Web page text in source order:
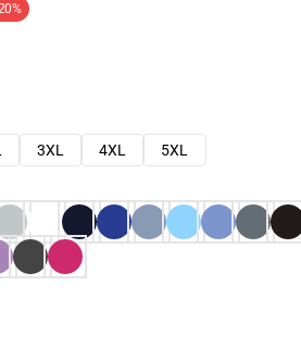
3XL 4XL
5XL